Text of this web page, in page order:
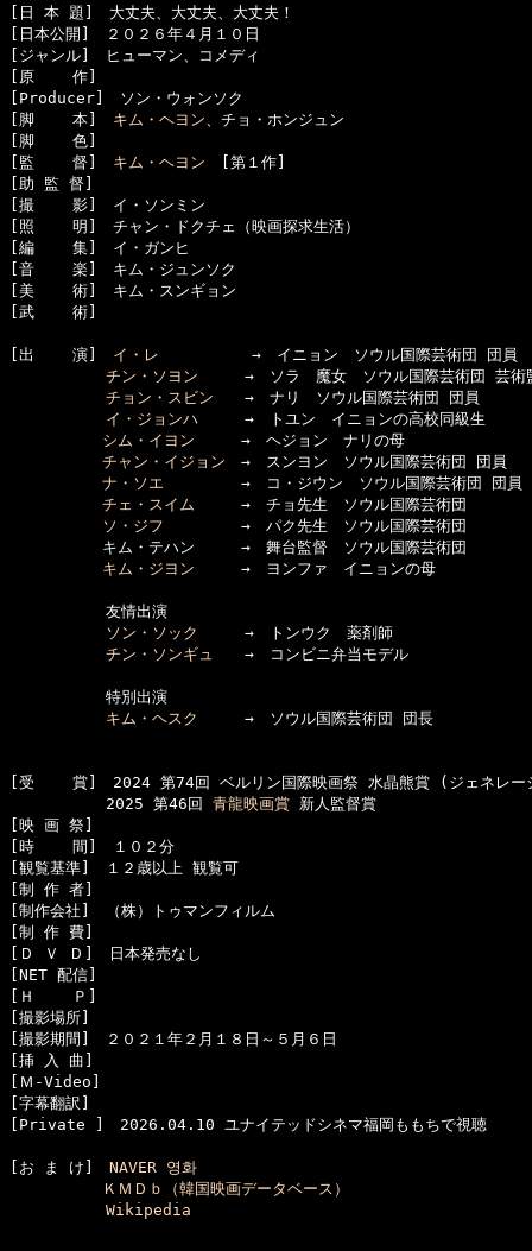
[日 本 題]　大丈夫、大丈夫、大丈夫！
[日本公開]　２０２６年４月１０日
[ジャンル]　ヒューマン、コメディ
[原    作]
[Producer]　ソン・ウォンソク
[脚    本] キム・ヘヨン、チョ・ホンジュン
[脚    色]
[監    督] キム・ヘヨン [第１作]
[助 監 督]
[撮    影]　イ・ソンミン
[照    明]　チャン・ドクチェ（映画探求生活）
[編    集]　イ・ガンヒ
[音    楽]　キム・ジュンソク
[美    術]　キム・スンギョン
[武    術]
[出    演] イ・レ →　イニョン　ソウル国際芸術団 団員
チン・ソヨン →　ソラ　魔女　ソウル国際芸術団 芸術
チョン・スビン →　ナリ　ソウル国際芸術団 団員
イ・ジョンハ →　トユン　イニョンの高校同級生
シム・イヨン →　ヘジョン　ナリの母
チャン・イジョン →　スンヨン　ソウル国際芸術団 団員
ナ・ソエ →　コ・ジウン　ソウル国際芸術団 団員
チェ・スイム →　チョ先生　ソウル国際芸術団
ソ・ジフ →　パク先生　ソウル国際芸術団
キム・テハン　　　→　舞台監督　ソウル国際芸術団
キム・ジヨン →　ヨンファ　イニョンの母
  　　　　　友情出演
ソン・ソック
→　トンウク　薬剤師
チン・ソンギュ
→　コンビニ弁当モデル
  　　　　　特別出演
キム・ヘスク
→　ソウル国際芸術団 団長
[受    賞]　2024 第74回 ベルリン国際映画祭 水晶熊賞 (ジェネレー
  　　　　　2025 第46回
青龍映画賞 新人監督賞
[映 画 祭]
[時    間]　１０２分
[観覧基準]　１２歳以上 観覧可
[制 作 者]
[制作会社]　（株）トゥマンフィルム
[制 作 費]
[Ｄ Ｖ Ｄ]　日本発売なし
[NET 配信]
[Ｈ    Ｐ]
[撮影場所]
[撮影期間]　２０２１年２月１８日～５月６日
[挿 入 曲]
[Ｍ-Video]
[字幕翻訳]
[お ま け] NAVER 영화
ＫＭＤｂ（韓国映画データベース）
Wikipedia